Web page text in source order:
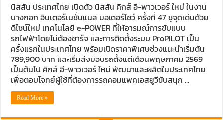
นิสสัน ประเทศไทย เปิดตัว นิสสัน คิกส์ อี-พาวเวอร์ ใหม่ ในงาน
บางกอก อินเตอร์เนชั่นแนล มอเตอร์โชว์ ครั้งที่ 47 ชูจุดเด่นด้วย
ดีไซน์ใหม่ เทคโนโลยี e-POWER ที่ให้อารมณ์การขับแบบ
รถไฟฟ้าโดยไม่ต้องชาร์จ และการติดตั้งระบบ ProPILOT เป็น
ครั้งแรกในประเทศไทย พร้อมเปิดราคาพิเศษช่วงแนะนำเริ่มต้น
789,900 บาท และเริ่มส่งมอบรถตั้งแต่เดือนพฤษภาคม 2569
เป็นต้นไป คิกส์ อี-พาวเวอร์ ใหม่ พัฒนาและผลิตในประเทศไทย
เพื่อตอบโจทย์ผู้ใช้ที่ต้องการรถคอมแพคเอสยูวีขับสนุก …
Read More »